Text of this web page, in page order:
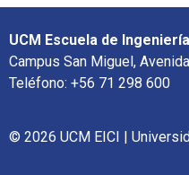
UCM Escuela de
Campus San Miguel,
Teléfono: +56 71 298 600
© 2026 UCM EICI |